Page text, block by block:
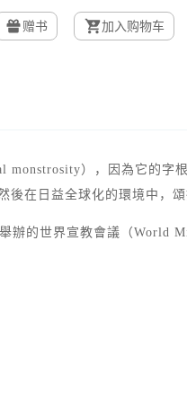
赠书 加入购物车
monstrosity），因為它的
後在日益全球化的環境中，
辦的世界宣教會議（World